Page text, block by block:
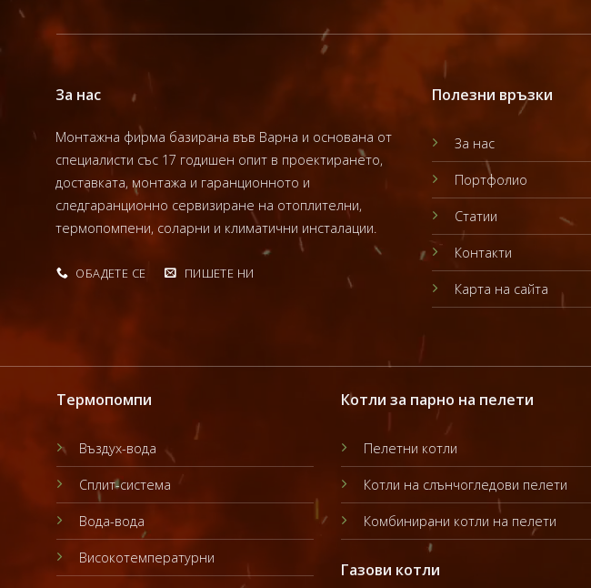
За нас
Монтажна фирма базирана във Варна и основана от
специалисти със 17 годишен опит в проектирането,
доставката, монтажа и гаранционното и
следгаранционно сервизиране на отоплителни,
термопомпени, соларни и климатични инсталации.
ОБАДЕТЕ СЕ ПИШЕТЕ НИ
Полезни връзки
За нас
Портфолио
Статии
Контакти
Карта на сайта
Термопомпи
Въздух-вода
Сплит-система
Вода-вода
Високотемпературни
Котли за парно на пелети
Пелетни котли
Котли на слънчогледови пелети
Комбинирани котли на пелети
Газови котли